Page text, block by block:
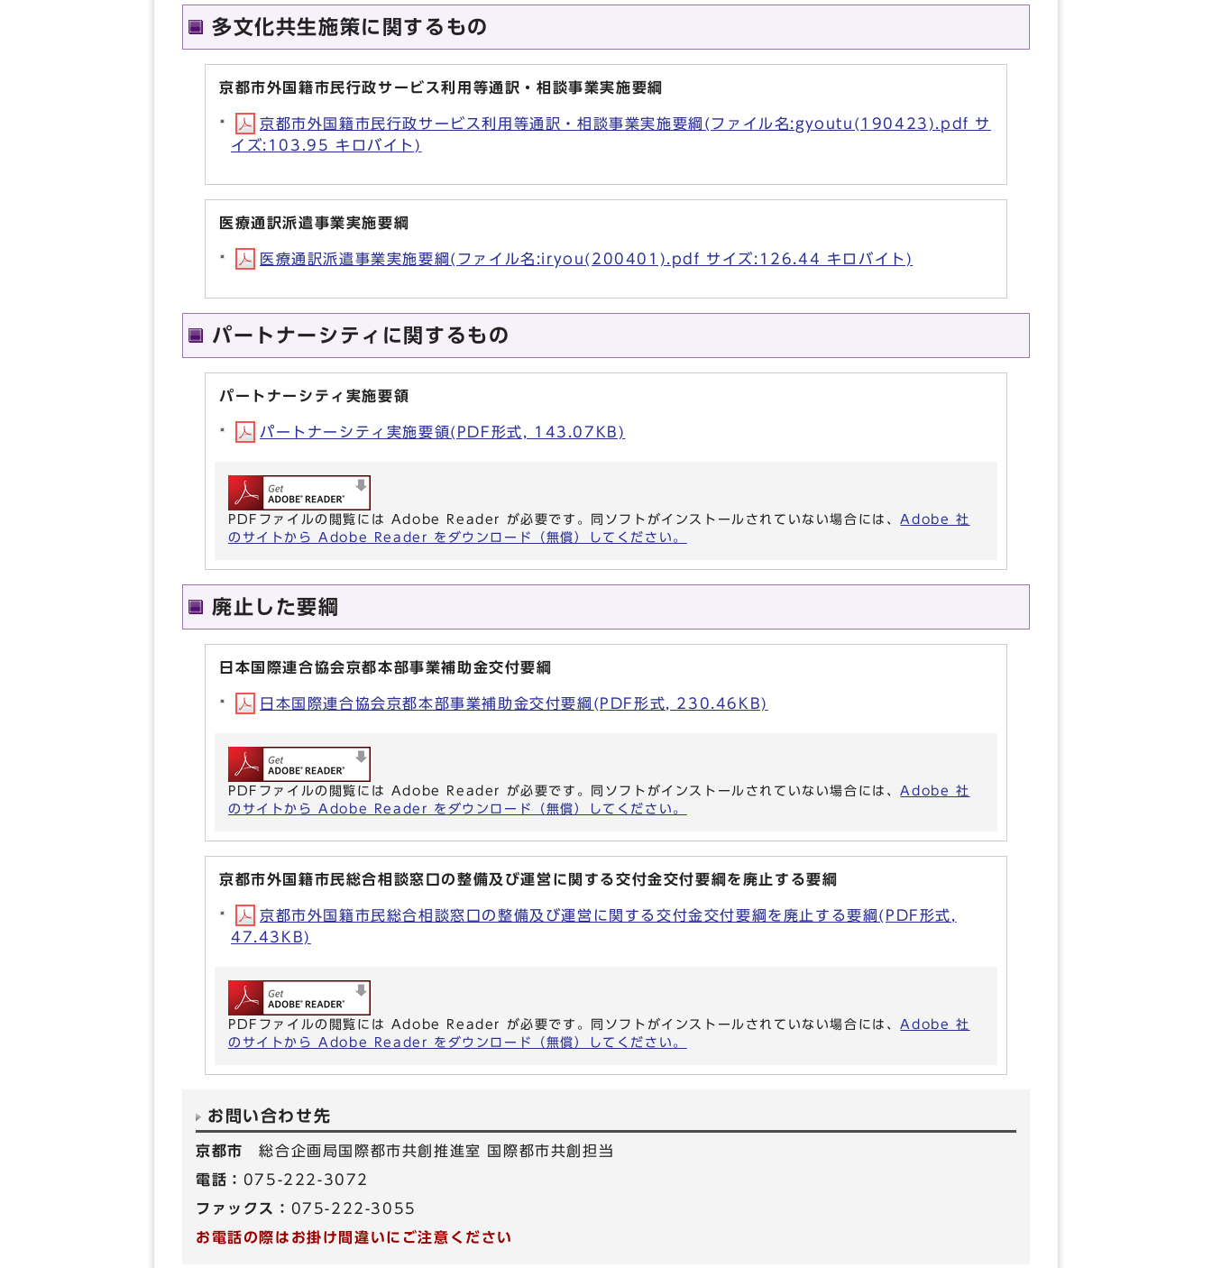
多文化共生施策に関するもの
京都市外国籍市民行政サービス利用等通訳・相談事業実施要綱
京都市外国籍市民行政サービス利用等通訳・相談事業実施要綱(ファイル名:gyoutu(190423).pdf サ
イズ:103.95 キロバイト)
医療通訳派遣事業実施要綱
医療通訳派遣事業実施要綱(ファイル名:iryou(200401).pdf サイズ:126.44 キロバイト)
パートナーシティに関するもの
パートナーシティ実施要領
パートナーシティ実施要領(PDF形式, 143.07KB)
PDFファイルの閲覧には Adobe Reader が必要です。同ソフトがインストールされていない場合には、Adobe 社
のサイトから Adobe Reader をダウンロード（無償）してください。
廃止した要綱
日本国際連合協会京都本部事業補助金交付要綱
日本国際連合協会京都本部事業補助金交付要綱(PDF形式, 230.46KB)
PDFファイルの閲覧には Adobe Reader が必要です。同ソフトがインストールされていない場合には、Adobe 社
のサイトから Adobe Reader をダウンロード（無償）してください。
京都市外国籍市民総合相談窓口の整備及び運営に関する交付金交付要綱を廃止する要綱
京都市外国籍市民総合相談窓口の整備及び運営に関する交付金交付要綱を廃止する要綱(PDF形式,
47.43KB)
PDFファイルの閲覧には Adobe Reader が必要です。同ソフトがインストールされていない場合には、Adobe 社
のサイトから Adobe Reader をダウンロード（無償）してください。
お問い合わせ先
京都市総合企画局国際都市共創推進室 国際都市共創担当
電話： 075-222-3072
ファックス： 075-222-3055
お電話の際はお掛け間違いにご注意ください